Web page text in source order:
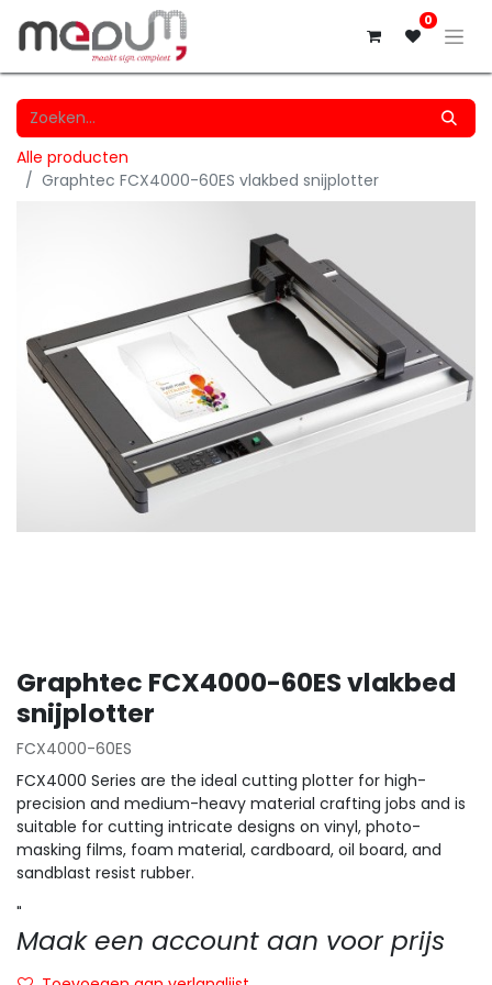
0
Alle producten
Graphtec FCX4000-60ES vlakbed snijplotter
Graphtec FCX4000-60ES vlakbed
snijplotter
FCX4000-60ES
FCX4000 Series are the ideal cutting plotter for high-
precision and medium-heavy material crafting jobs and is
suitable for cutting intricate designs on vinyl, photo-
masking films, foam material, cardboard, oil board, and
sandblast resist rubber.
"
Maak een account aan voor prijs